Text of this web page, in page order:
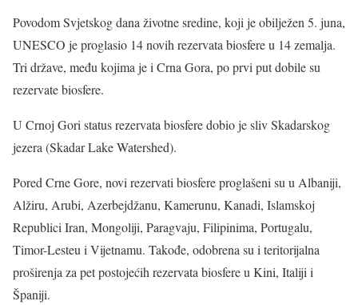
Povodom Svjetskog dana životne sredine, koji je obilježen 5. juna,
UNESCO je proglasio 14 novih rezervata biosfere u 14 zemalja.
Tri države, među kojima je i Crna Gora, po prvi put dobile su
rezervate biosfere.
U Crnoj Gori status rezervata biosfere dobio je sliv Skadarskog
jezera (Skadar Lake Watershed).
Pored Crne Gore, novi rezervati biosfere proglašeni su u Albaniji,
Alžiru, Arubi, Azerbejdžanu, Kamerunu, Kanadi, Islamskoj
Republici Iran, Mongoliji, Paragvaju, Filipinima, Portugalu,
Timor-Lesteu i Vijetnamu. Takođe, odobrena su i teritorijalna
proširenja za pet postojećih rezervata biosfere u Kini, Italiji i
Španiji.